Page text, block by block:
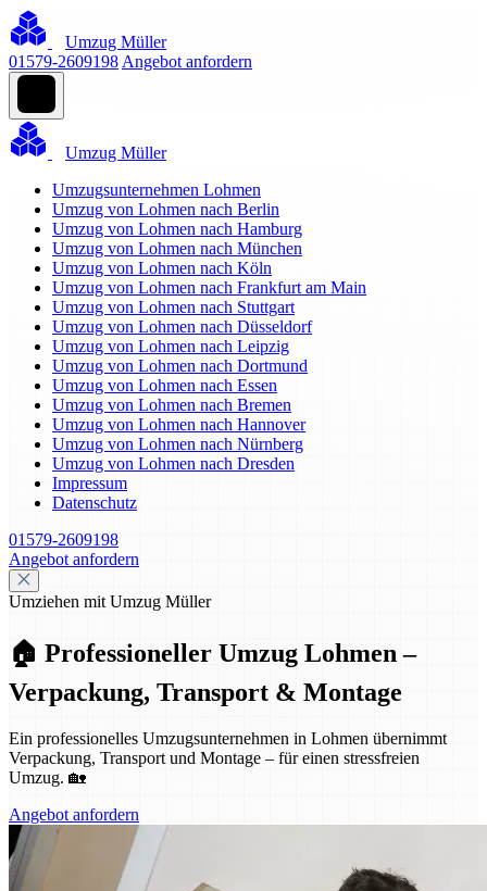
Umzug Müller
01579-2609198 Angebot anfordern
Umzug Müller
Umzugsunternehmen Lohmen
Umzug von Lohmen nach Berlin
Umzug von Lohmen nach Hamburg
Umzug von Lohmen nach München
Umzug von Lohmen nach Köln
Umzug von Lohmen nach Frankfurt am Main
Umzug von Lohmen nach Stuttgart
Umzug von Lohmen nach Düsseldorf
Umzug von Lohmen nach Leipzig
Umzug von Lohmen nach Dortmund
Umzug von Lohmen nach Essen
Umzug von Lohmen nach Bremen
Umzug von Lohmen nach Hannover
Umzug von Lohmen nach Nürnberg
Umzug von Lohmen nach Dresden
Impressum
Datenschutz
01579-2609198
Angebot anfordern
Umziehen mit Umzug Müller
🏠 Professioneller Umzug Lohmen –
Verpackung, Transport & Montage
Ein professionelles Umzugsunternehmen in Lohmen übernimmt
Verpackung, Transport und Montage – für einen stressfreien
Umzug. 🏡
Angebot anfordern